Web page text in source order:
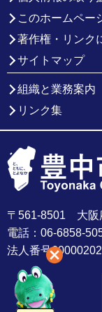
このホームペー
著作権・リンク
サイトマップ
組織と業務案内
リンク集
〒561-8501 大阪
電話：06-6858-
法人番号